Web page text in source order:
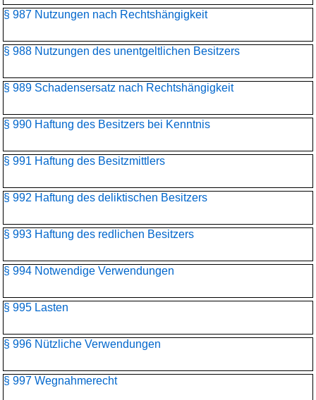
§ 987 Nutzungen nach Rechtshängigkeit
§ 988 Nutzungen des unentgeltlichen Besitzers
§ 989 Schadensersatz nach Rechtshängigkeit
§ 990 Haftung des Besitzers bei Kenntnis
§ 991 Haftung des Besitzmittlers
§ 992 Haftung des deliktischen Besitzers
§ 993 Haftung des redlichen Besitzers
§ 994 Notwendige Verwendungen
§ 995 Lasten
§ 996 Nützliche Verwendungen
§ 997 Wegnahmerecht